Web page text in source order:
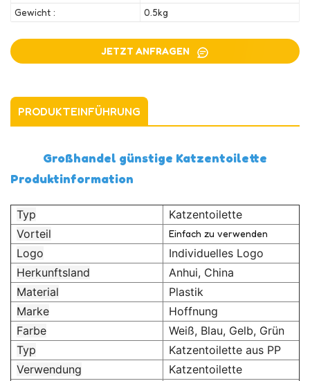
Gewicht :
0.5kg
JETZT ANFRAGEN
PRODUKTEINFÜHRUNG
Großhandel günstige Katzentoilette
Produktinformation
Typ
Katzentoilette
Vorteil
Einfach zu verwenden
Logo
Individuelles Logo
Herkunftsland
Anhui, China
Material
Plastik
Marke
Hoffnung
Farbe
Weiß, Blau, Gelb, Grün
Typ
Katzentoilette aus PP
Verwendung
Katzentoilette